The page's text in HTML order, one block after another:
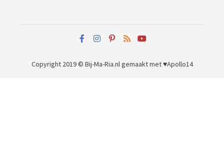
Copyright 2019 © Bij-Ma-Ria.nlgemaakt met ♥Apollo14